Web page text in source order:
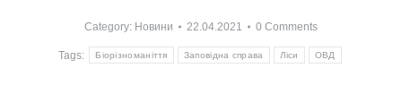
Category: Новини 22.04.2021 0 Comments
Tags: Біорізноманіття Заповідна справа Ліси ОВД